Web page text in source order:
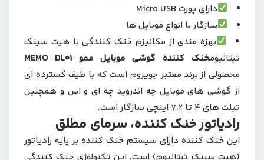
دارای پورت Micro USB
سازگار با انواع موبایل ها
بهزه مندی از مکانیزم خنک کنندگی با هیت سینک
تیتانیومخنک کننده گوشی موبایل ممو MEMO DL01
محصولی از برند معتبر جویروم است که با طیف گسترده ای
از گوشی های موبایل چه اندروید چه ای و اس و همچنین
تبلت های ۴ تا ۷.۲ اینچی سازگار است.
رادیاتور خنک کننده، سرمای مطلق
این خنک کننده دارای سیستم خنک کننده بر پایه رادیاتور
(هیت سینک تیتانیوم) است. این تکنولوژی خنک کنندگی